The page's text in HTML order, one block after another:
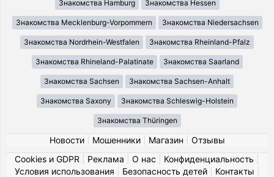
Знакомства Hamburg Знакомства Hessen
Знакомства Mecklenburg-Vorpommern Знакомства Niedersachsen
Знакомства Nordrhein-Westfalen Знакомства Rheinland-Pfalz
Знакомства Rhineland-Palatinate Знакомства Saarland
Знакомства Sachsen Знакомства Sachsen-Anhalt
Знакомства Saxony Знакомства Schleswig-Holstein
Знакомства Thüringen
Новости| Мошенники| Магазин
Отзывы
Cookies и GDPR
Реклама О нас Конфиденциальность
Условия использования
Безопасность детей| Контакты